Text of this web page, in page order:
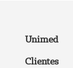
Unimed
Clientes